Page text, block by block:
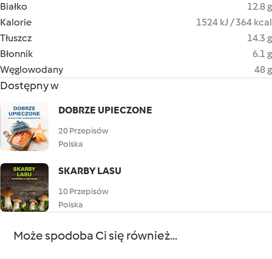
Białko
12.8 g
Kalorie
1524 kJ / 364 kcal
Tłuszcz
14.3 g
Błonnik
6.1 g
Węglowodany
48 g
Dostępny w
DOBRZE UPIECZONE
20 Przepisów
Polska
SKARBY LASU
10 Przepisów
Polska
Może spodoba Ci się również...